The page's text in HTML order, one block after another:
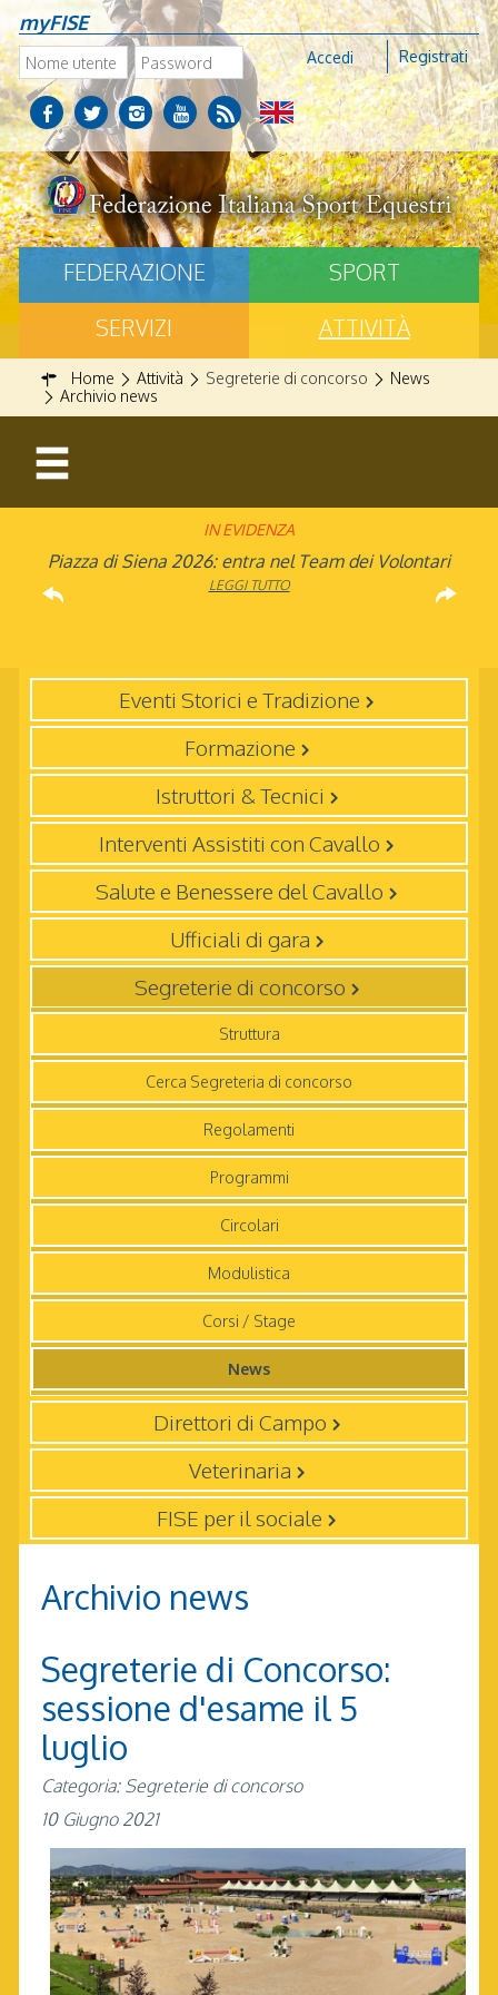
myFISE
Accedi Registrati
FEDERAZIONE
SPORT
SERVIZI
ATTIVITÀ
Home Attività Segreterie di concorso
News
Archivio news
IN EVIDENZA
Piazza di Siena 2026: entra nel Team dei Volontari
LEGGI TUTTO
Atleta di Interesse Nazionale: ecco i requisiti per il
2026
Visita di idoneità per cavalli atleti
LEGGI TUTTO
Rinvio applicazione Iva al 2036: Decreto pubblicato
in Gazzetta Ufficiale
FISE: aperta la Campagna affiliazione 2026
LEGGI TUTTO
Natale con la FISE: al via la nona edizione
dell’iniziativa solidale della Federazione Italiana
Studente Atleta di alto livello: pubblicato il bando
per l’anno scolastico 2025/2026
Visita veterinaria annuale
LEGGI TUTTO
Eventi Storici e Tradizione
Formazione
Istruttori & Tecnici
Interventi Assistiti con Cavallo
Salute e Benessere del Cavallo
Ufficiali di gara
Segreterie di concorso
Struttura
Cerca Segreteria di concorso
Regolamenti
Programmi
Circolari
Modulistica
Corsi / Stage
News
Direttori di Campo
Veterinaria
FISE per il sociale
Archivio news
Segreterie di Concorso:
sessione d'esame il 5
luglio
Categoria: Segreterie di concorso
10 Giugno 2021